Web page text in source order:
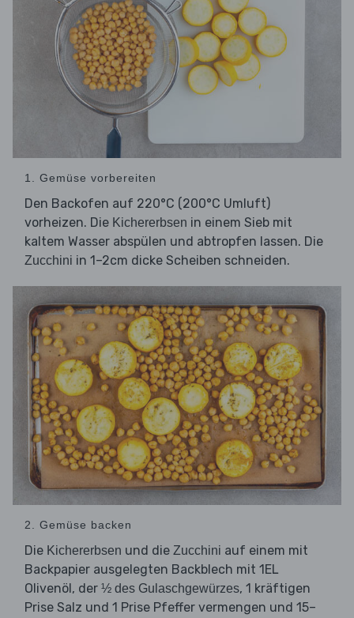
1. Gemüse vorbereiten
Den Backofen auf 220°C (200°C Umluft)
vorheizen. Die Kichererbsen in einem Sieb mit
kaltem Wasser abspülen und abtropfen lassen. Die
Zucchini in 1–2cm dicke Scheiben schneiden.
2. Gemüse backen
Die Kichererbsen und die Zucchini auf einem mit
Backpapier ausgelegten Backblech mit 1EL
Olivenöl, der ½ des Gulaschgewürzes, 1 kräftigen
Prise Salz und 1 Prise Pfeffer vermengen und 15–